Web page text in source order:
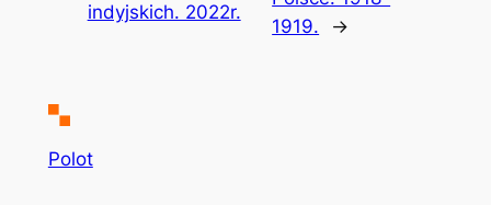
indyjskich. 2022r.
1919.
→
Polot